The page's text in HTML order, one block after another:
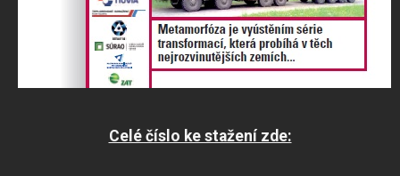
Celé číslo ke stažení zde: